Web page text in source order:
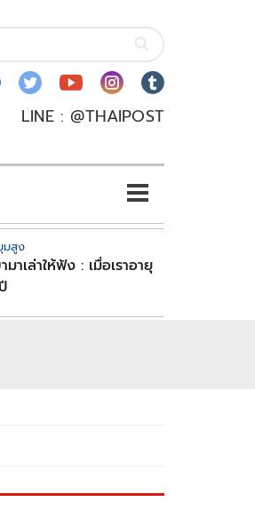
LINE : @THAIPOST
มสูง
มาเล่าให้ฟัง : เมื่อเราอายุ